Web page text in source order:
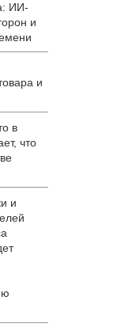
ИИ-
и
и
в
что
и